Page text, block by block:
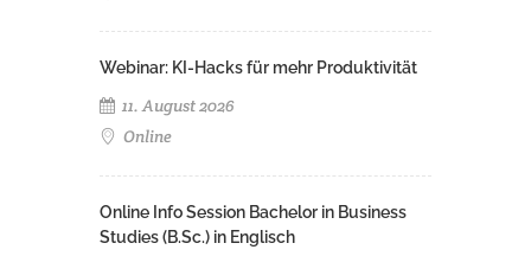
Webinar: KI-Hacks für mehr Produktivität
11. August 2026
Online
Online Info Session Bachelor in Business
Studies (B.Sc.) in Englisch